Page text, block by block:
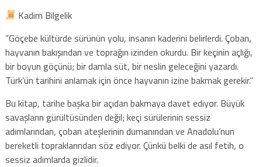
Kadim Bilgelik
“Göçebe kültürde sürünün yolu, insanın kaderini belirlerdi. Çoban,
hayvanın bakışından ve toprağın izinden okurdu. Bir keçinin açlığı,
bir boyun göçünü; bir damla süt, bir neslin geleceğini yazardı.
Türk’ün tarihini anlamak için önce hayvanın izine bakmak gerekir.”
Bu kitap, tarihe başka bir açıdan bakmaya davet ediyor. Büyük
savaşların gürültüsünden değil; keçi sürülerinin sessiz
adımlarından, çoban ateşlerinin dumanından ve Anadolu’nun
bereketli topraklarından söz ediyor. Çünkü belki de asıl fetih, o
sessiz adımlarda gizlidir.